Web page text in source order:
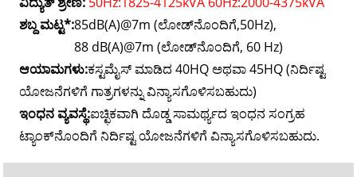
ಶಬ್ದ ಮಟ್ಟ*:85dB(A)@7m (ಲೋಡ್‌ನೊಂದಿಗೆ,50Hz),
88 dB(A)@7m (ಲೋಡ್‌ನೊಂದಿಗೆ, 60 Hz)
ಆಯಾಮಗಳು:ಕಸ್ಟಮೈಸ್ ಮಾಡಿದ 40HQ ಅಥವಾ 45HQ (ನಿರ್ದಿಷ್ಟ
ಯೋಜನೆಗಳಿಗೆ ಗಾತ್ರಗಳನ್ನು ವಿನ್ಯಾಸಗೊಳಿಸಬಹುದು)
ಇಂಧನ ವ್ಯವಸ್ಥೆ:ಐಚ್ಛಿಕವಾಗಿ ದೊಡ್ಡ ಸಾಮರ್ಥ್ಯದ ಇಂಧನ ಸಂಗ್ರಹ
ಟ್ಯಾಂಕ್‌ನೊಂದಿಗೆ ನಿರ್ದಿಷ್ಟ ಯೋಜನೆಗಳಿಗೆ ವಿನ್ಯಾಸಗೊಳಿಸಬಹುದು.